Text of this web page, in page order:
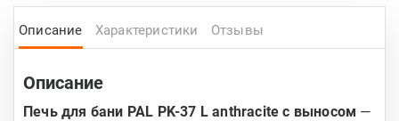
Описание Характеристики Отзывы
Описание
Печь для бани PAL PK-37 L anthracite с выносом —